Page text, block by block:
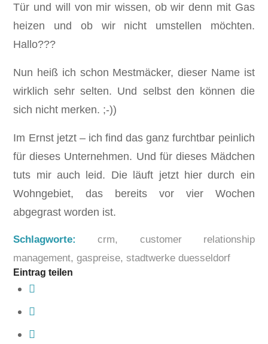
Tür und will von mir wissen, ob wir denn mit Gas
heizen und ob wir nicht umstellen möchten.
Hallo???
Nun heiß ich schon Mestmäcker, dieser Name ist
wirklich sehr selten. Und selbst den können die
sich nicht merken. ;-))
Im Ernst jetzt – ich find das ganz furchtbar peinlich
für dieses Unternehmen. Und für dieses Mädchen
tuts mir auch leid. Die läuft jetzt hier durch ein
Wohngebiet, das bereits vor vier Wochen
abgegrast worden ist.
Schlagworte: crm, customer relationship
management,gaspreise, stadtwerke duesseldorf
Eintrag teilen